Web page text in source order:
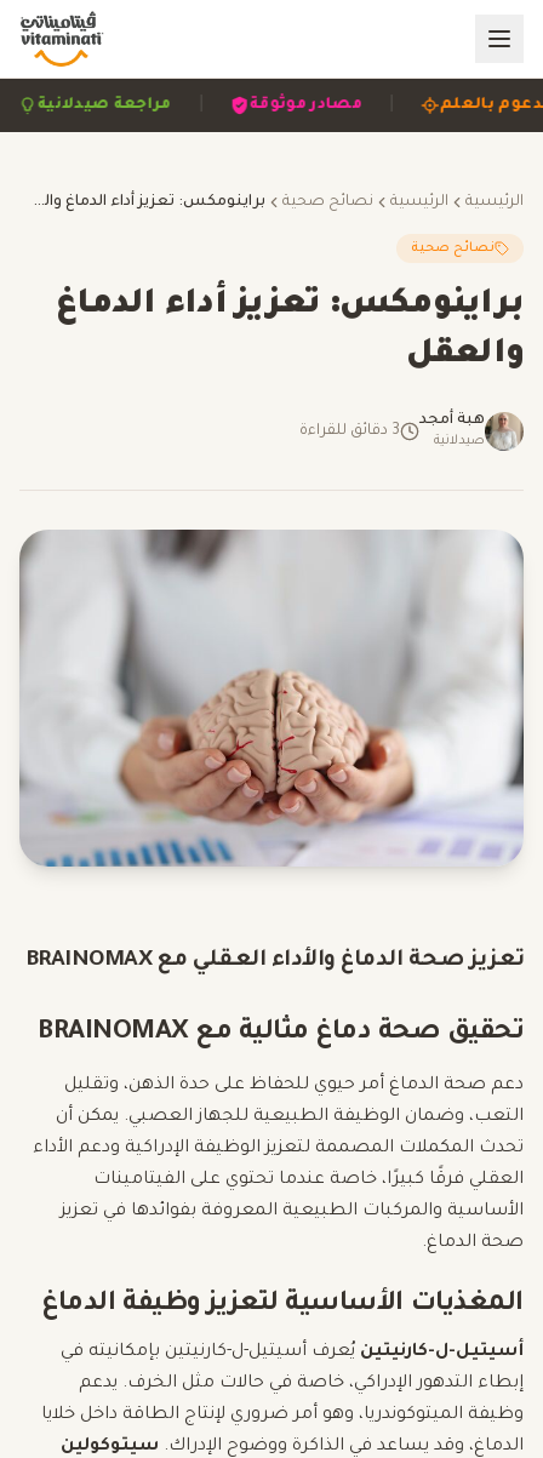
مراجعة صيدلانية | مصادر موثوقة | مدعوم بالعلم
الرئيسية الرئيسية نصائح صحية براينومكس: تعزيز أداء الدماغ والعقل
نصائح صحية
براينومكس: تعزيز أداء الدماغ
والعقل
هبة أمجد
صيدلانية
3 دقائق للقراءة
تعزيز صحة الدماغ والأداء العقلي مع BRAINOMAX
تحقيق صحة دماغ مثالية مع BRAINOMAX
دعم صحة الدماغ أمر حيوي للحفاظ على حدة الذهن، وتقليل
التعب، وضمان الوظيفة الطبيعية للجهاز العصبي. يمكن أن
تحدث المكملات المصممة لتعزيز الوظيفة الإدراكية ودعم الأداء
العقلي فرقًا كبيرًا، خاصة عندما تحتوي على الفيتامينات
الأساسية والمركبات الطبيعية المعروفة بفوائدها في تعزيز
صحة الدماغ.
المغذيات الأساسية لتعزيز وظيفة الدماغ
أسيتيل-ل-كارنيتين يُعرف أسيتيل-ل-كارنيتين بإمكانيته في
إبطاء التدهور الإدراكي، خاصة في حالات مثل الخرف. يدعم
وظيفة الميتوكوندريا، وهو أمر ضروري لإنتاج الطاقة داخل خلايا
الدماغ، وقد يساعد في الذاكرة ووضوح الإدراك. سيتوكولين